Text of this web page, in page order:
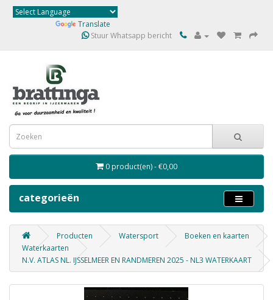
Translate
Stuur Whatsapp bericht
0 product(en) - €0,00
categorieën
Producten Watersport
Boeken en kaarten
Waterkaarten
N.V. ATLAS NL. IJSSELMEER EN RANDMEREN 2025 - NL3 WATERKAART